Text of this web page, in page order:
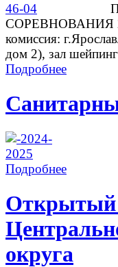
СОРЕВНОВАНИЯ 27
комиссия:
дом 2), зал
Подробнее
Подробнее
Открытый
округа